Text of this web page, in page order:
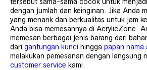
dengan jumlah dan keinginan. Jika Anda
yang menarik dan berkualitas untuk jam
Anda bisa memesannya di AcrylicZone.
memesan berbagai jenis barang dari
dari gantungan kunci hingga papan nama
melakukan pemesanan dengan langsung
customer service kami.